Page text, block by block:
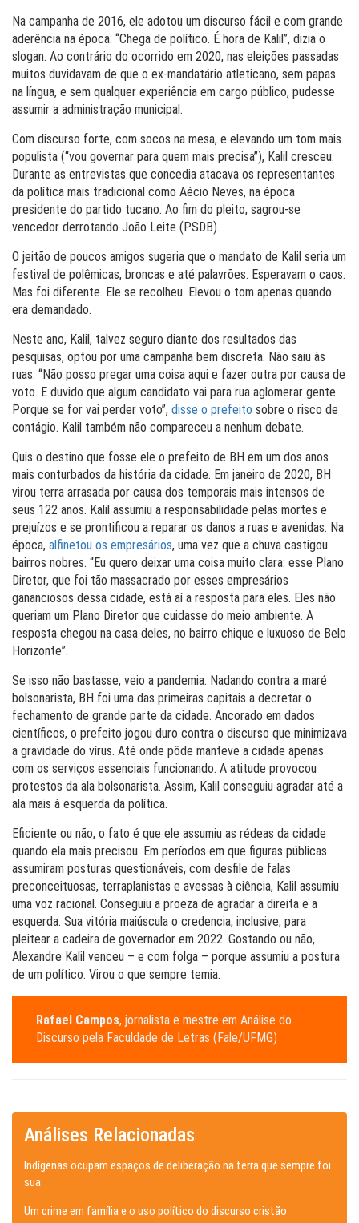
Na campanha de 2016, ele adotou um discurso fácil e com grande
aderência na época: “Chega de político. É hora de Kalil”, dizia o
slogan. Ao contrário do ocorrido em 2020, nas eleições passadas
muitos duvidavam de que o ex-mandatário atleticano, sem papas
na língua, e sem qualquer experiência em cargo público, pudesse
assumir a administração municipal.
Com discurso forte, com socos na mesa, e elevando um tom mais
populista (“vou governar para quem mais precisa”), Kalil cresceu.
Durante as entrevistas que concedia atacava os representantes
da política mais tradicional como Aécio Neves, na época
presidente do partido tucano. Ao fim do pleito, sagrou-se
vencedor derrotando João Leite (PSDB).
O jeitão de poucos amigos sugeria que o mandato de Kalil seria um
festival de polêmicas, broncas e até palavrões. Esperavam o caos.
Mas foi diferente. Ele se recolheu. Elevou o tom apenas quando
era demandado.
Neste ano, Kalil, talvez seguro diante dos resultados das
pesquisas, optou por uma campanha bem discreta. Não saiu às
ruas. “Não posso pregar uma coisa aqui e fazer outra por causa de
voto. E duvido que algum candidato vai para rua aglomerar gente.
Porque se for vai perder voto”, disse o prefeito sobre o risco de
contágio. Kalil também não compareceu a nenhum debate.
Quis o destino que fosse ele o prefeito de BH em um dos anos
mais conturbados da história da cidade. Em janeiro de 2020, BH
virou terra arrasada por causa dos temporais mais intensos de
seus 122 anos. Kalil assumiu a responsabilidade pelas mortes e
prejuízos e se prontificou a reparar os danos a ruas e avenidas. Na
época, alfinetou os empresários, uma vez que a chuva castigou
bairros nobres. “Eu quero deixar uma coisa muito clara: esse Plano
Diretor, que foi tão massacrado por esses empresários
gananciosos dessa cidade, está aí a resposta para eles. Eles não
queriam um Plano Diretor que cuidasse do meio ambiente. A
resposta chegou na casa deles, no bairro chique e luxuoso de Belo
Horizonte”.
Se isso não bastasse, veio a pandemia. Nadando contra a maré
bolsonarista, BH foi uma das primeiras capitais a decretar o
fechamento de grande parte da cidade. Ancorado em dados
científicos, o prefeito jogou duro contra o discurso que minimizava
a gravidade do vírus. Até onde pôde manteve a cidade apenas
com os serviços essenciais funcionando. A atitude provocou
protestos da ala bolsonarista. Assim, Kalil conseguiu agradar até a
ala mais à esquerda da política.
Eficiente ou não, o fato é que ele assumiu as rédeas da cidade
quando ela mais precisou. Em períodos em que figuras públicas
assumiram posturas questionáveis, com desfile de falas
preconceituosas, terraplanistas e avessas à ciência, Kalil assumiu
uma voz racional. Conseguiu a proeza de agradar a direita e a
esquerda. Sua vitória maiúscula o credencia, inclusive, para
pleitear a cadeira de governador em 2022. Gostando ou não,
Alexandre Kalil venceu – e com folga – porque assumiu a postura
de um político. Virou o que sempre temia.
Rafael Campos, jornalista e mestre em Análise do
Discurso pela Faculdade de Letras (Fale/UFMG)
Análises Relacionadas
Indígenas ocupam espaços de deliberação na terra que sempre foi
sua
Um crime em família e o uso político do discurso cristão